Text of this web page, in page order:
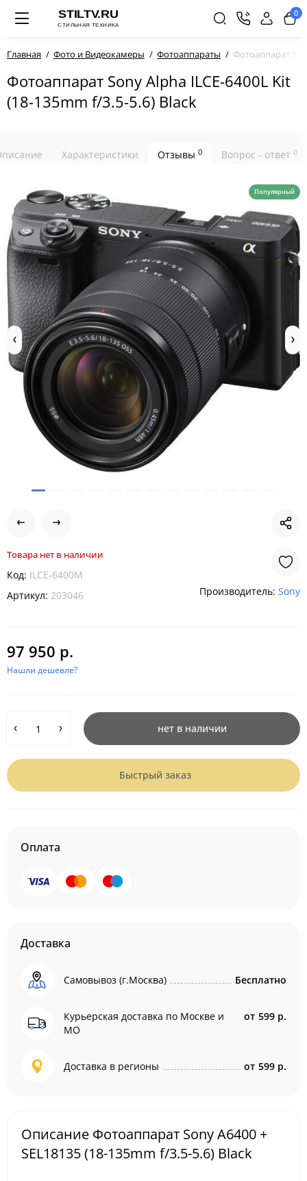
0
Главная Фото и Видеокамеры Фотоаппараты Фотоаппарат
Фотоаппарат Sony Alpha ILCE-6400L Kit
(18-135mm f/3.5-5.6) Black
Характеристики Отзывы 0 Вопрос - ответ 0
Популярный
Товара нет в наличии
Код: ILCE-6400M
Артикул: 203046 Производитель: Sony
97 950 р.
Нашли дешевле?
нет в наличии
Быстрый заказ
Оплата
Доставка
Самовывоз (г.Москва) Бесплатно
Курьерская доставка по Москве и
МО
от 599 р.
Доставка в регионы от 599 р.
Описание Фотоаппарат Sony A6400 +
SEL18135 (18-135mm f/3.5-5.6) Black